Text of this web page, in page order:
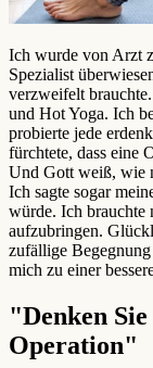
Ich wurde von Arzt
Spezialist
verzweifelt
und Hot Yoga. Ich
probierte jede
fürchtete, dass eine
Und Gott weiß, wie
Ich sagte sogar
würde. Ich brauchte
aufzubringen.
zufällige
mich zu einer
"Denken
Operation"